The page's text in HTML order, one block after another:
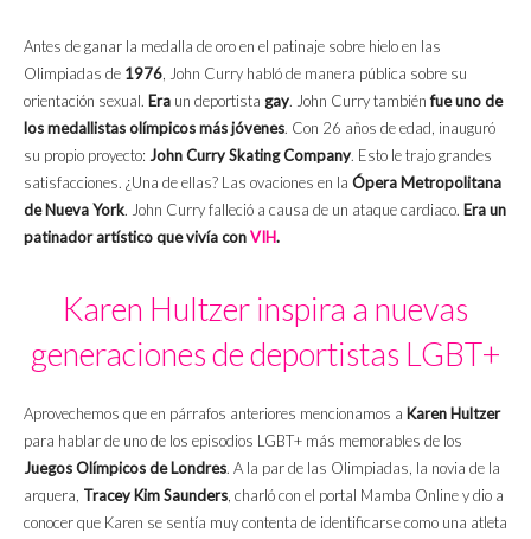
Antes de ganar la medalla de oro en el patinaje sobre hielo en las
Olimpiadas de 1976, John Curry habló de manera pública sobre su
orientación sexual. Era un deportista gay. John Curry tambiénfue uno de
los medallistas olímpicos más jóvenes. Con 26 años de edad, inauguró
su propio proyecto: John Curry Skating Company. Esto le trajo grandes
satisfacciones. ¿Una de ellas? Las ovaciones en la Ópera Metropolitana
de Nueva York. John Curry falleció a causa de un ataque cardiaco. Era un
patinador artístico que vivía conVIH.
Karen Hultzer inspira a nuevas
generaciones de deportistas LGBT+
Aprovechemos que en párrafos anteriores mencionamos a Karen Hultzer
para hablar de uno de los episodios LGBT+ más memorables de los
Juegos Olímpicos de Londres. A la par de las Olimpiadas, la novia de la
arquera, Tracey Kim Saunders, charló con el portal Mamba Online y dio a
conocer que Karen se sentía muy contenta de identificarse como una atleta